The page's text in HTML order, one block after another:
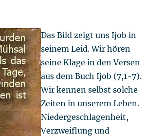
Das Bild zeigt uns Ijob in
seinem Leid. Wir hören
seine Klage in den Versen
aus dem Buch Ijob (7,1-7).
Wir kennen selbst solche
Zeiten in unserem Leben.
Niedergeschlagenheit,
Verzweiflung und